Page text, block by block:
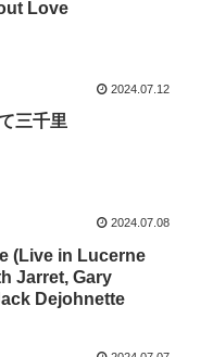
Love
2024.07.12
三千里
2024.07.08
(Live in Lucerne
Jarret, Gary
Dejohnette